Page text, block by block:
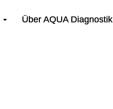
Über AQUA Diagnostik